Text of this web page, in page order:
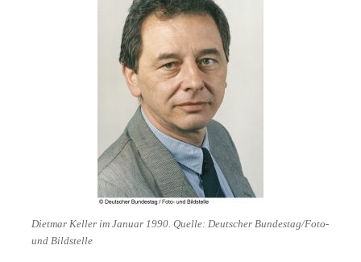
Dietmar Keller im Januar 1990. Quelle: Deutscher Bundestag/Foto-
und Bildstelle